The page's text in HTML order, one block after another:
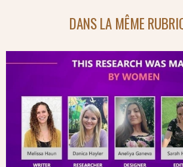
DANS LA MÊME